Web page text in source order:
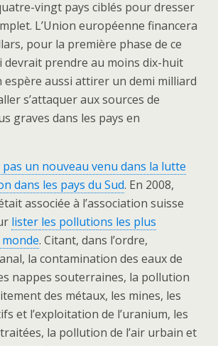
vingt pays ciblés pour dresser
L’Union européenne financera
pour la première phase de ce
devrait prendre au moins dix-huit
espère aussi attirer un demi milliard
s’attaquer aux sources de
graves dans les pays en
pas un nouveau venu dans la lutte
dans les pays du Sud. En 2008,
associée à l’association suisse
lister les pollutions les plus
. Citant, dans l’ordre,
la contamination des eaux de
nappes souterraines, la pollution
des métaux, les mines, les
et l’exploitation de l’uranium, les
la pollution de l’air urbain et